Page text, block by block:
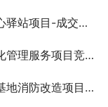
项目-成交公告
目竞争性磋商公告
目竞争性磋商公告￼